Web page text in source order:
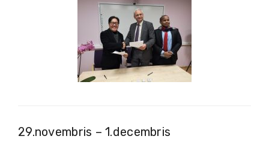
29.novembris – 1.decembris